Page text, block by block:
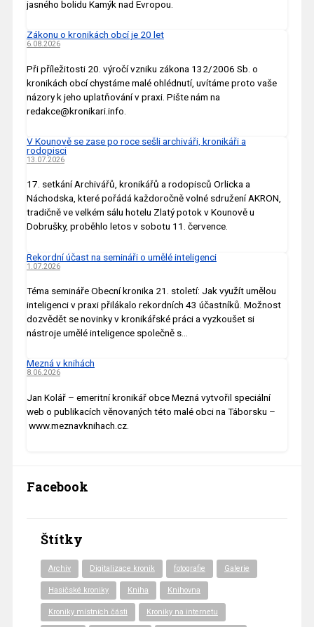
jasného bolidu Kamýk nad Evropou.
Zákonu o kronikách obcí je 20 let
6.08.2026
Při příležitosti 20. výročí vzniku zákona 132/2006 Sb. o
kronikách obcí chystáme malé ohlédnutí, uvítáme proto vaše
názory k jeho uplatňování v praxi. Pište nám na
redakce@kronikari.info.
V Kounově se zase po roce sešli archiváři, kronikáři a
rodopisci
13.07.2026
17. setkání Archivářů, kronikářů a rodopisců Orlicka a
Náchodska, které pořádá každoročně volné sdružení AKRON,
tradičně ve velkém sálu hotelu Zlatý potok v Kounově u
Dobrušky, proběhlo letos v sobotu 11. července.
Rekordní účast na semináři o umělé inteligenci
1.07.2026
Téma semináře Obecní kronika 21. století: Jak využít umělou
inteligenci v praxi přilákalo rekordních 43 účastníků. Možnost
dozvědět se novinky v kronikářské práci a vyzkoušet si
nástroje umělé inteligence společně s…
Mezná v knihách
8.06.2026
Jan Kolář – emeritní kronikář obce Mezná vytvořil speciální
web o publikacích věnovaných této malé obci na Táborsku –
www.meznavknihach.cz.
Facebook
Štítky
Archiv Digitalizace kronik fotografie Galerie
Hasičské kroniky Kniha Knihovna
Kroniky místních části Kroniky na internetu